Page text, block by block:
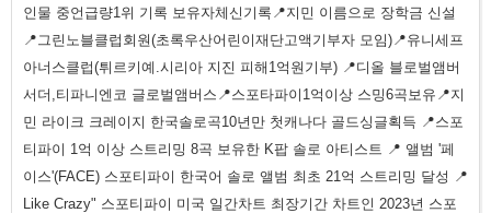
인물 중언급량1위 기록 보유자체신기록📍지민 이름으로 장학금 신설
📍그린노블클럽회원(초록우산어린이재단고액기부자 모임)📍유니세프
아너스클럽(튀르키예.시리아 지진 피해1억원기부) 📍디올 블로벌앰버
서더,티파니엔코 글로벌앰버스📍스포타파이1억이상 스밍6곡보유📍지
민 라이크 크레이지 한국솔로곡10년만 첫캐나다 골드싱글획득 📍스포
티파이 1억 이상 스트리밍 8곡 보유한 K팝 솔로 아티스트 📍 앨범 '페
이스'(FACE) 스포티파이 한국어 솔로 앨범 최초 21억 스트리밍 달성 📍
Like Crazy" 스포티파이 미국 일간차트 최장기간 차트인 2023년 스포